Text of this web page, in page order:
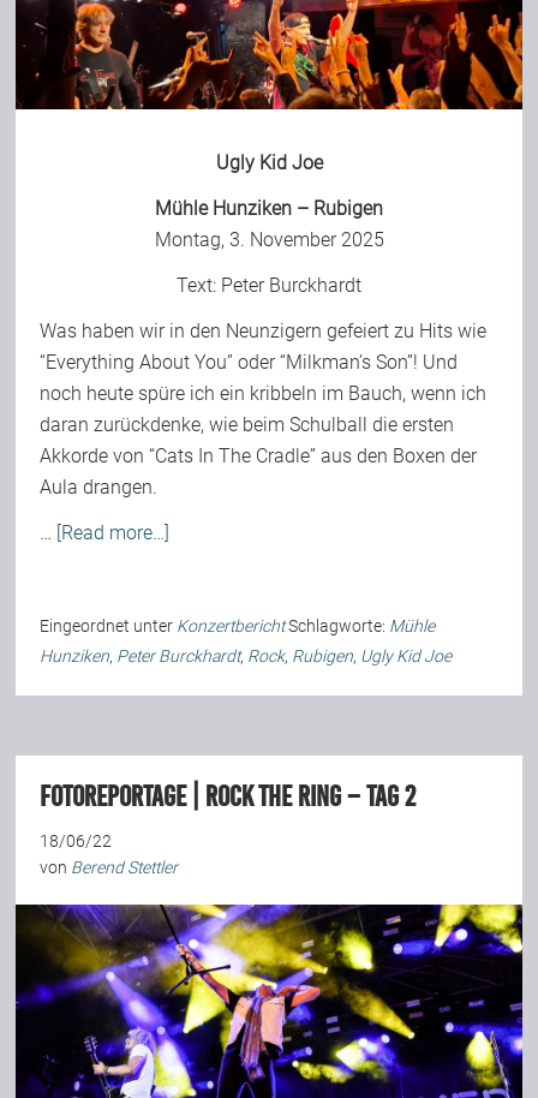
Bild-Archiv
Alles andere
Backstage
Kontakt
Join Us
Kalender
Playlisten
Ugly Kid Joe
Mühle Hunziken – Rubigen
Montag, 3. November 2025
Text: Peter Burckhardt
Was haben wir in den Neunzigern gefeiert zu Hits wie
“Everything About You” oder “Milkman’s Son”! Und
noch heute spüre ich ein kribbeln im Bauch, wenn ich
daran zurückdenke, wie beim Schulball die ersten
Akkorde von “Cats In The Cradle” aus den Boxen der
Aula drangen.
… [Read more…]
Eingeordnet unter KonzertberichtSchlagworte: Mühle
Hunziken, Peter Burckhardt, Rock, Rubigen, Ugly Kid Joe
Fotoreportage | Rock The Ring – Tag 2
18/06/22
von Berend Stettler